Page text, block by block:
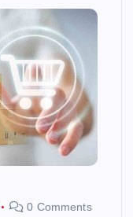
0 Comments